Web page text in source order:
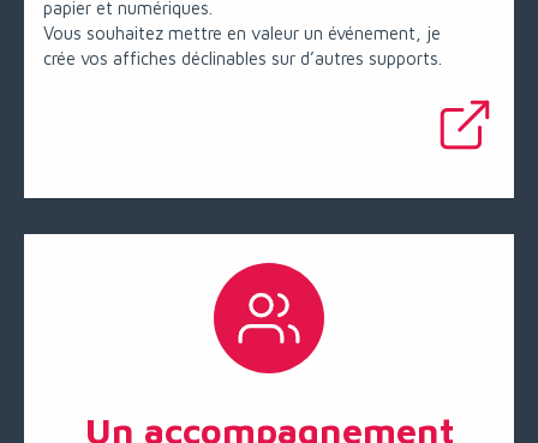
papier et numériques.
Vous souhaitez mettre en valeur un événement, je
crée vos affiches déclinables sur d’autres supports.
Un accompagnement